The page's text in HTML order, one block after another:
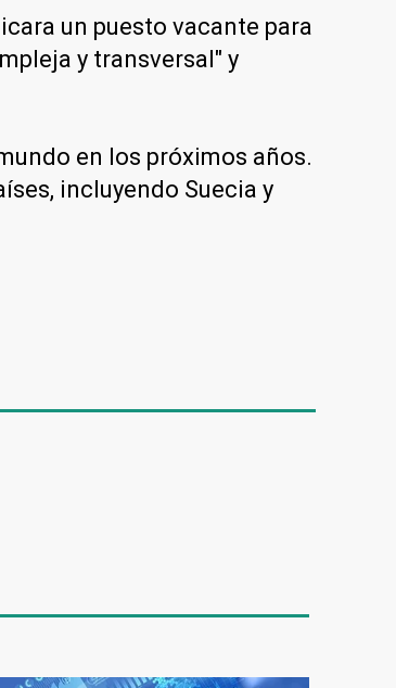
un puesto vacante para
y transversal" y
en los próximos años.
incluyendo Suecia y